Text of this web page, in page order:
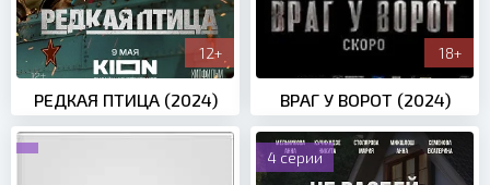
12+
РЕДКАЯ ПТИЦА (2024)
18+
ВРАГ У ВОРОТ (2024)
4 серии